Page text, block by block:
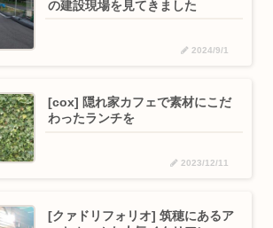
の建設現場を見てきました
2024/9/1
[cox] 隠れ家カフェで素材にこだ
わったランチを
2023/12/11
[クァドリフォリオ] 筑穂にあるア